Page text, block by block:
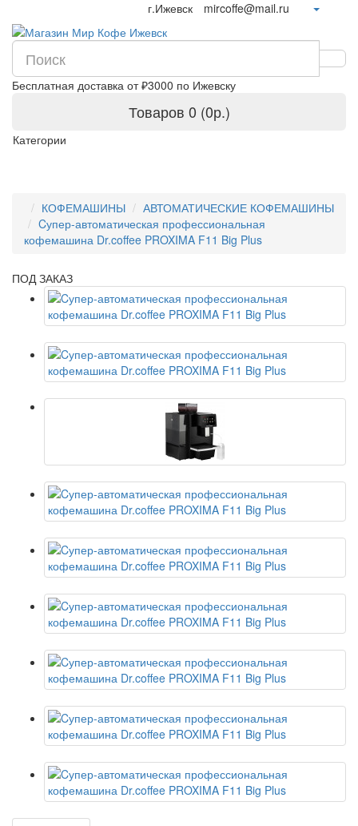
г.Ижевск mircoffe@mail.ru
Бесплатная доставка от ₽3000 по Ижевску
Товаров 0 (0р.)
Категории
КОФЕМАШИНЫ
АВТОМАТИЧЕСКИЕ КОФЕМАШИНЫ
Cупер-автоматическая профессиональная
кофемашина Dr.coffee PROXIMA F11 Big Plus
ПОД ЗАКАЗ